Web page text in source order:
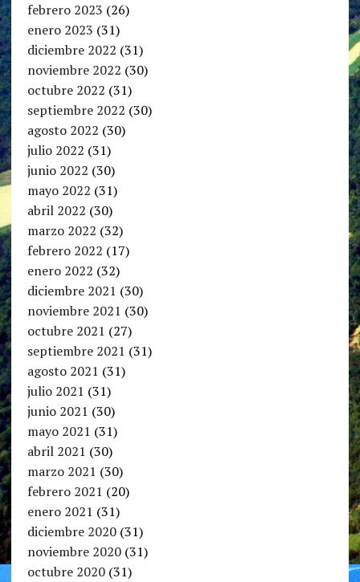
febrero 2023 (26)
enero 2023 (31)
diciembre 2022 (31)
noviembre 2022 (30)
octubre 2022 (31)
septiembre 2022 (30)
agosto 2022 (30)
julio 2022 (31)
junio 2022 (30)
mayo 2022 (31)
abril 2022 (30)
marzo 2022 (32)
febrero 2022 (17)
enero 2022 (32)
diciembre 2021 (30)
noviembre 2021 (30)
octubre 2021 (27)
septiembre 2021 (31)
agosto 2021 (31)
julio 2021 (31)
junio 2021 (30)
mayo 2021 (31)
abril 2021 (30)
marzo 2021 (30)
febrero 2021 (20)
enero 2021 (31)
diciembre 2020(31)
noviembre 2020(31)
octubre 2020(31)